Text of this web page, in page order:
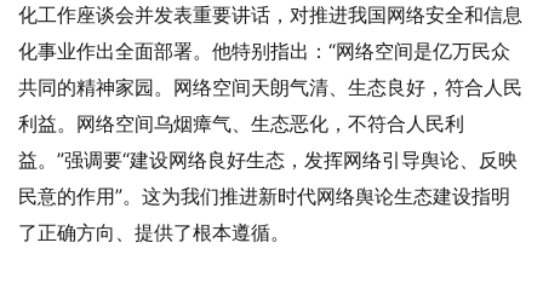
化工作座谈会并发表重要讲话，对推进我国网络安全和信息
化事业作出全面部署。他特别指出：“网络空间是亿万民众
共同的精神家园。网络空间天朗气清、生态良好，符合人民
利益。网络空间乌烟瘴气、生态恶化，不符合人民利
益。”强调要“建设网络良好生态，发挥网络引导舆论、反映
民意的作用”。这为我们推进新时代网络舆论生态建设指明
了正确方向、提供了根本遵循。